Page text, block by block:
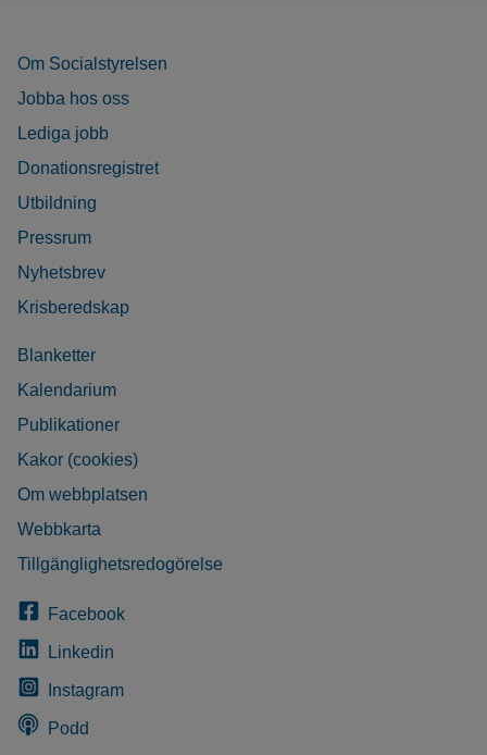
Om Socialstyrelsen
Jobba hos oss
Lediga jobb
Donationsregistret
Utbildning
Pressrum
Nyhetsbrev
Krisberedskap
Blanketter
Kalendarium
Publikationer
Kakor (cookies)
Om webbplatsen
Webbkarta
Tillgänglighetsredogörelse
Facebook
Linkedin
Instagram
Podd